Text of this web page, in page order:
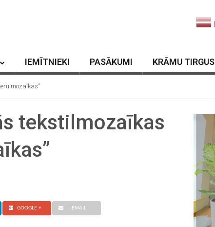
IEMĪTNIEKI PASĀKUMI KRĀMU TIRGUS
mozaīkas”
tekstilmozaīkas
GOOGLE + EMAIL